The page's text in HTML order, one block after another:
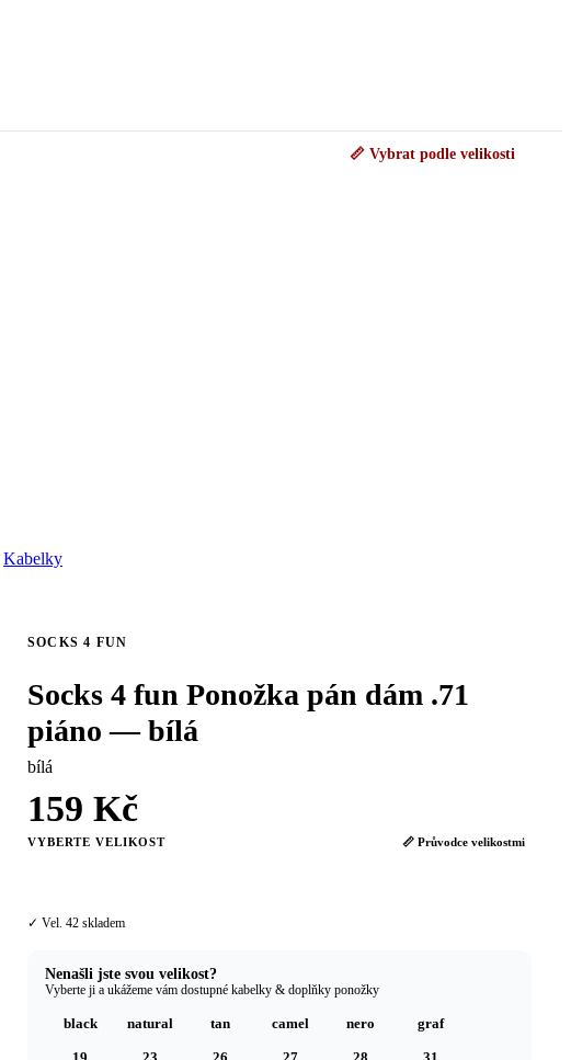
📏 Vybrat podle velikosti
Kabelky
SOCKS 4 FUN
Socks 4 fun Ponožka pán dám .71
piáno — bílá
bílá
159 Kč
VYBERTE VELIKOST 📏 Průvodce velikostmi
✓ Vel. 42 skladem
Nenašli jste svou velikost?
Vyberte ji a ukážeme vám dostupné kabelky & doplňky ponožky
black natural tan camel nero graf